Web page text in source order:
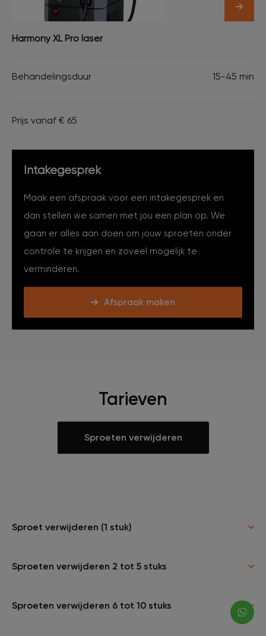
Harmony XL Pro laser
Behandelingsduur 15-45 min
Prijs vanaf € 65
Intakegesprek
Maak een afspraak voor een intakegesprek en
dan stellen we samen met jou een plan op. We
gaan er alles aan doen om jouw sproeten onder
controle te krijgen en zoveel mogelijk te
verminderen.
Afspraak maken
Tarieven
Sproeten verwijderen
Sproet verwijderen (1 stuk)
Sproeten verwijderen 2 tot 5 stuks
Sproeten verwijderen 6 tot 10 stuks